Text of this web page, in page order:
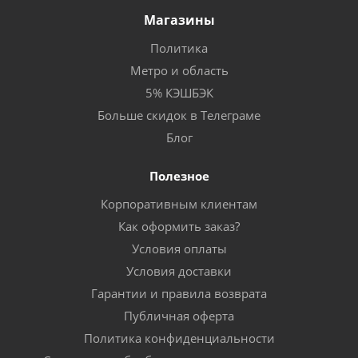
Магазины
Политика
Метро и область
5% КЭШБЭК
Больше скидок в Телеграме
Блог
Полезное
Корпоративным клиентам
Как оформить заказ?
Условия оплаты
Условия доставки
Гарантии и правила возврата
Публичная оферта
Политика конфиденциальности